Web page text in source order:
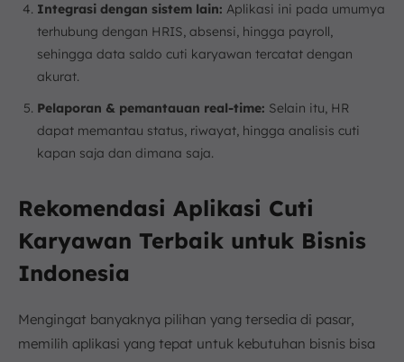
Integrasi dengan sistem lain: Aplikasi ini pada umumya
terhubung dengan HRIS, absensi, hingga payroll,
sehingga data saldo cuti karyawan tercatat dengan
akurat.
Pelaporan & pemantauan real-time: Selain itu, HR
dapat memantau status, riwayat, hingga analisis cuti
kapan saja dan dimana saja.
Rekomendasi Aplikasi Cuti
Karyawan Terbaik untuk Bisnis
Indonesia
Mengingat banyaknya pilihan yang tersedia di pasar,
memilih aplikasi yang tepat untuk kebutuhan bisnis bisa